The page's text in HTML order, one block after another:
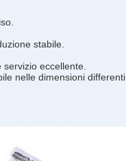
stabile.
eccellente.
nelle dimensioni